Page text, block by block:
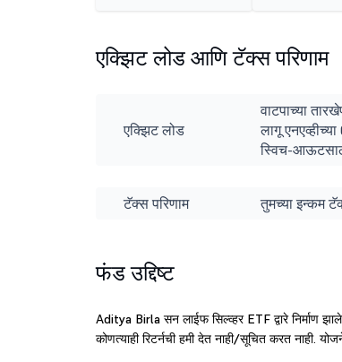
एक्झिट लोड आणि टॅक्स परिणाम
एक्झिट लोड
वाटपाच्या
लागू
स्विच-
टॅक्स परिणाम तुमच्या इन्कम
फंड उद्दिष्ट
Aditya Birla सन लाईफ सिल्व्हर ETF द्वारे निर्माण
कोणत्याही रिटर्नची हमी देत नाही/सूचित करत नाही.